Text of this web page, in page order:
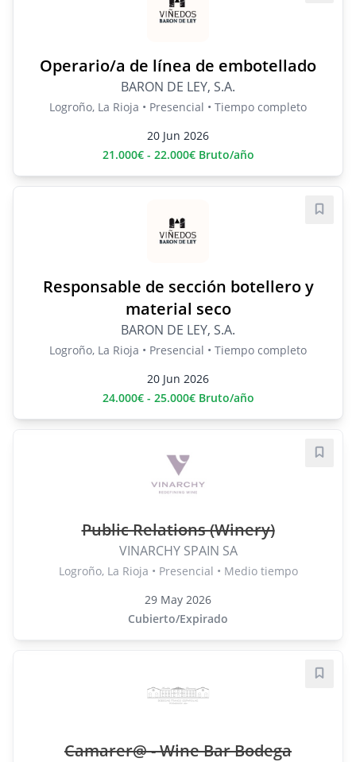
Operario/a de línea de embotellado
BARON DE LEY, S.A.
Logroño, La Rioja • Presencial • Tiempo completo
20 Jun 2026
21.000€ - 22.000€ Bruto/año
Responsable de sección botellero y
material seco
BARON DE LEY, S.A.
Logroño, La Rioja • Presencial • Tiempo completo
20 Jun 2026
24.000€ - 25.000€ Bruto/año
Public Relations (Winery)
VINARCHY SPAIN SA
Logroño, La Rioja • Presencial • Medio tiempo
29 May 2026
Cubierto/Expirado
Camarer@ - Wine Bar Bodega